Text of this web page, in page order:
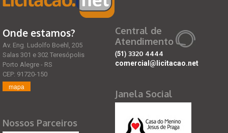
Onde estamos?
Av. Eng. Ludolfo Boehl, 205
Salas 301 e 302 Teresópolis
Porto Alegre - RS
CEP: 91720-150
mapa
Nossos Parceiros
Central de
Atendimento
(51) 3320 4444
comercial@licitacao.net
Janela Social